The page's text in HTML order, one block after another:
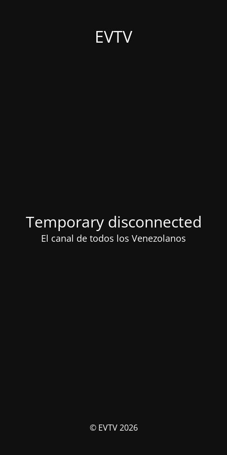
EVTV
Temporary disconnected
El canal de todos los Venezolanos
© EVTV 2026